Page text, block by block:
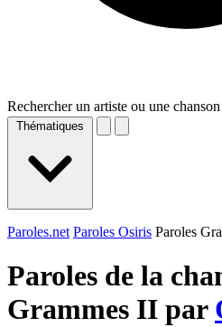
Rechercher un artiste ou une chanson
Thématiques
Paroles.net Paroles Osiris Paroles
Paroles de la
Grammes II par